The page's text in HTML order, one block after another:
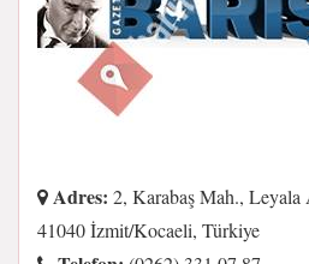
Adres: 2, Karabaş Mah.,
41040 İzmit/Kocaeli, Türkiye